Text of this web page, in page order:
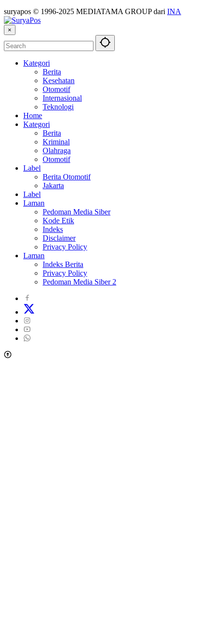
suryapos © 1996-2025 MEDIATAMA GROUP dari INA
×
Kategori
Berita
Kesehatan
Otomotif
Internasional
Teknologi
Home
Kategori
Berita
Kriminal
Olahraga
Otomotif
Label
Berita Otomotif
Jakarta
Label
Laman
Pedoman Media Siber
Kode Etik
Indeks
Disclaimer
Privacy Policy
Laman
Indeks Berita
Privacy Policy
Pedoman Media Siber 2